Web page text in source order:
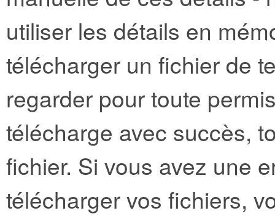
utiliser les détails en
télécharger un fichier de
regarder pour toute
télécharge avec succès,
fichier. Si vous avez une
télécharger vos fichiers,